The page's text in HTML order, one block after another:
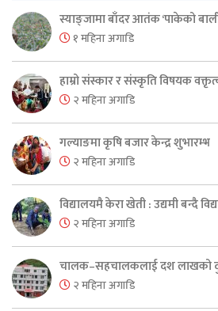
स्याङ्जामा बाँदर आतंक ‘पाकेको
१ महिना अगाडि
हाम्रो संस्कार र संस्कृति विषयक
२ महिना अगाडि
गल्याङमा कृषि बजार केन्द्र शुभारम्भ
२ महिना अगाडि
विद्यालयमै केरा खेती : उद्यमी बन्दै
२ महिना अगाडि
चालक–सहचालकलाई दश लाखको
२ महिना अगाडि